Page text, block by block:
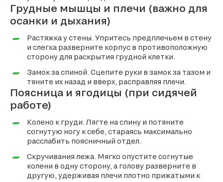
Грудные мышцы и плечи (важно для
осанки и дыхания)
Растяжка у стены. Упритесь предплечьем в стену
и слегка разверните корпус в противоположную
сторону для раскрытия грудной клетки.
Замок за спиной. Сцепите руки в замок за тазом и
тяните их назад и вверх, расправляя плечи.
Поясница и ягодицы (при сидячей
работе)
Колено к груди. Лягте на спину и потяните
согнутую ногу к себе, стараясь максимально
расслабить поясничный отдел.
Скручивания лежа. Мягко опустите согнутые
колени в одну сторону, а голову разверните в
другую, удерживая плечи плотно прижатыми к